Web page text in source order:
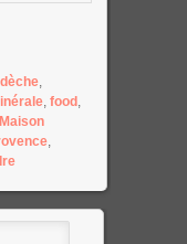
,
, food ,
Maison
,